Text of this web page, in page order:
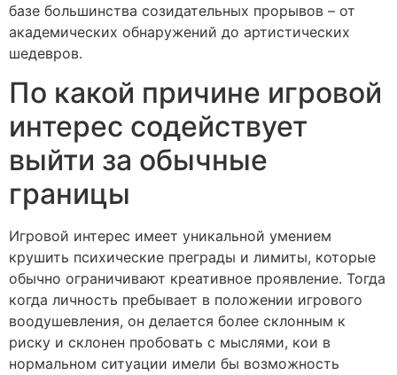
базе большинства созидательных прорывов – от
академических обнаружений до артистических
шедевров.
По какой причине игровой
интерес содействует
выйти за обычные
границы
Игровой интерес имеет уникальной умением
крушить психические преграды и лимиты, которые
обычно ограничивают креативное проявление. Тогда
когда личность пребывает в положении игрового
воодушевления, он делается более склонным к
риску и склонен пробовать с мыслями, кои в
нормальном ситуации имели бы возможность